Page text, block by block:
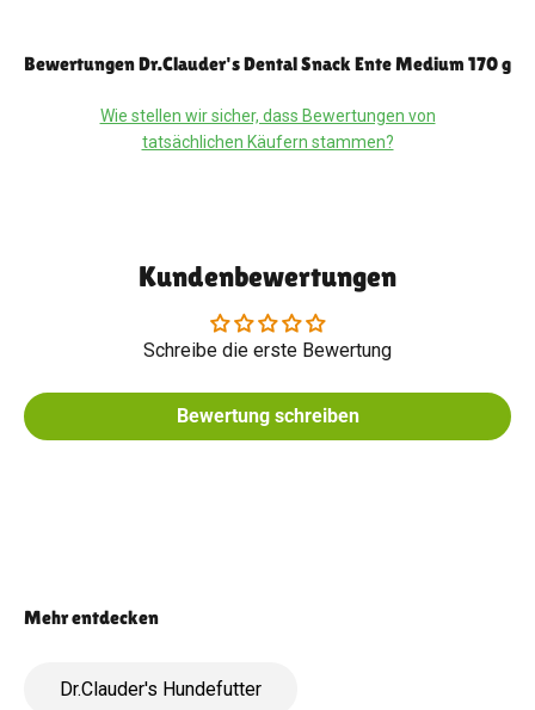
Bewertungen Dr.Clauder's Dental Snack Ente Medium 170 g
Wie stellen wir sicher, dass Bewertungen von
tatsächlichen Käufern stammen?
Kundenbewertungen
Schreibe die erste Bewertung
Bewertung schreiben
Dr.Clauder's Hundefutter